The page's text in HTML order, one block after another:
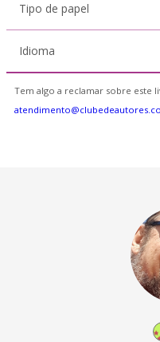
Tipo de papel
Idioma
Tem algo a reclamar sobre este